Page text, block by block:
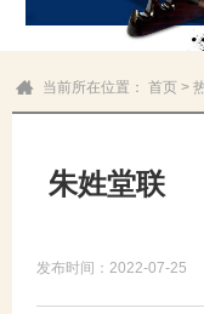
当前所在位置： 首页 >
朱姓堂联
发布时间：2022-07-25